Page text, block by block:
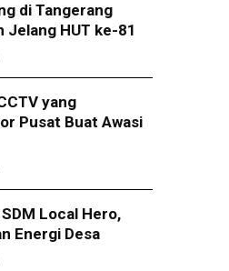
di Tangerang
Jelang HUT ke-81
yang
Pusat Buat Awasi
Local Hero,
Energi Desa